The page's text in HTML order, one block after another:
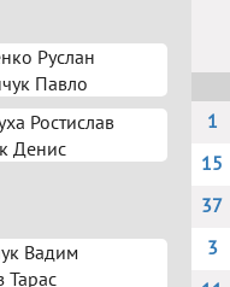
Руслан
Павло
Ростислав
Денис
Вадим
Тарас
1
15
37
3